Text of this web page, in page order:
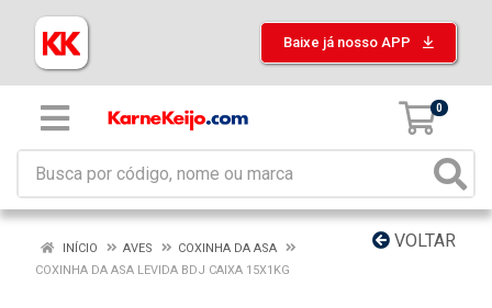
Baixe já nosso APP
0
VOLTAR
INÍCIO AVES
COXINHA DA ASA
COXINHA DA ASA LEVIDA BDJ CAIXA 15X1KG